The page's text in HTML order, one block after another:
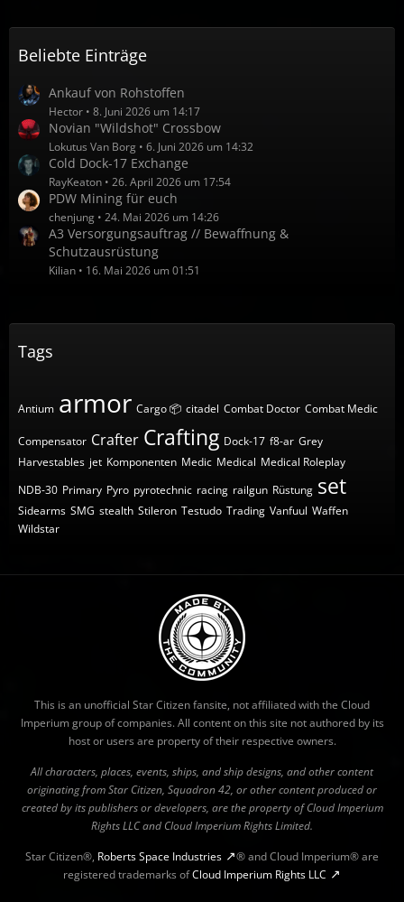
Beliebte Einträge
Ankauf von Rohstoffen
Hector 8. Juni 2026 um 14:17
Novian "Wildshot" Crossbow
Lokutus Van Borg 6. Juni 2026 um 14:32
Cold Dock-17 Exchange
RayKeaton 26. April 2026 um 17:54
PDW Mining für euch
chenjung 24. Mai 2026 um 14:26
A3 Versorgungsauftrag // Bewaffnung &
Schutzausrüstung
Kilian 16. Mai 2026 um 01:51
Tags
Antium armor Cargo 📦 citadel Combat Doctor Combat Medic
Compensator Crafter Crafting Dock-17 f8-ar Grey
Harvestables jet Komponenten Medic Medical Medical Roleplay
NDB-30 Primary Pyro pyrotechnic racing railgun Rüstung set
Sidearms SMG stealth Stileron Testudo Trading Vanfuul Waffen
Wildstar
This is an unofficial Star Citizen fansite, not affiliated with the Cloud
Imperium group of companies. All content on this site not authored by its
host or users are property of their respective owners.
All characters, places, events, ships, and ship designs, and other content
originating from Star Citizen, Squadron 42, or other content produced or
created by its publishers or developers, are the property of Cloud Imperium
Rights LLC and Cloud Imperium Rights Limited.
Star Citizen®, Roberts Space Industries
® and Cloud Imperium® are
registered trademarks ofCloud Imperium Rights LLC